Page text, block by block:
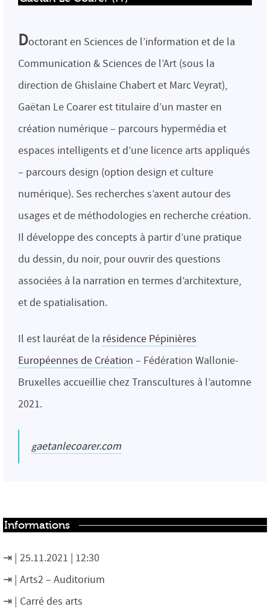
Doctorant en Sciences de l’information et de la
Communication & Sciences de l’Art (sous la
direction de Ghislaine Chabert et Marc Veyrat),
Gaëtan Le Coarer est titulaire d’un master en
création numérique – parcours hypermédia et
espaces intelligents et d’une licence arts appliqués
– parcours design (option design et culture
numérique). Ses recherches s’axent autour des
usages et de méthodologies en recherche création.
Il développe des concepts à partir d’une pratique
du dessin, du noir, pour ouvrir des questions
associées à la narration en termes d’architexture,
et de spatialisation.
Il est lauréat de la résidence Pépinières
Européennes de Création – Fédération Wallonie-
Bruxelles accueillie chez Transcultures à l’automne
2021.
gaetanlecoarer.com
Informations
25.11.2021 | 12:30
Arts2 – Auditorium
Carré des arts